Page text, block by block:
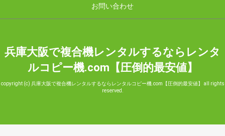
お問い合わせ
兵庫大阪で複合機レンタルするならレンタ
ルコピー機.com【圧倒的最安値】
copyright (c) 兵庫大阪で複合機レンタルするならレンタルコピー機.com【圧倒的最安値】 all rights
reserved.